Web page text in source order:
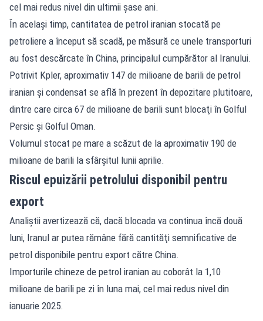
cel mai redus nivel din ultimii şase ani.
În acelaşi timp, cantitatea de petrol iranian stocată pe
petroliere a început să scadă, pe măsură ce unele transporturi
au fost descărcate în China, principalul cumpărător al Iranului.
Potrivit Kpler, aproximativ 147 de milioane de barili de petrol
iranian şi condensat se află în prezent în depozitare plutitoare,
dintre care circa 67 de milioane de barili sunt blocaţi în Golful
Persic şi Golful Oman.
Volumul stocat pe mare a scăzut de la aproximativ 190 de
milioane de barili la sfârşitul lunii aprilie.
Riscul epuizării petrolului disponibil pentru
export
Analiştii avertizează că, dacă blocada va continua încă două
luni, Iranul ar putea rămâne fără cantităţi semnificative de
petrol disponibile pentru export către China.
Importurile chineze de petrol iranian au coborât la 1,10
milioane de barili pe zi în luna mai, cel mai redus nivel din
ianuarie 2025.